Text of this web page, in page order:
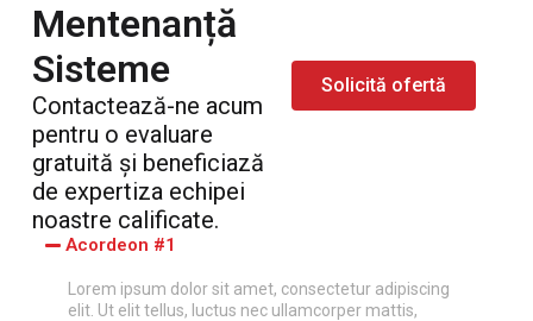
Mentenanță
Sisteme
Contactează-ne acum
pentru o evaluare
gratuită și beneficiază
de expertiza echipei
noastre calificate.
Solicită ofertă
Acordeon #1
Lorem ipsum dolor sit amet, consectetur adipiscing
elit. Ut elit tellus, luctus nec ullamcorper mattis,